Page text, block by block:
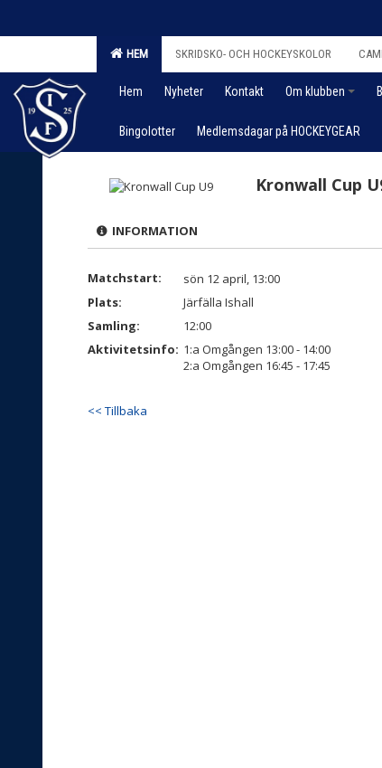
HEM SKRIDSKO- OCH HOCKEYSKOLOR
Hem Nyheter Kontakt Om klubben
Bingolotter Medlemsdagar på HOCKEYGEAR
Kronwall Cup
INFORMATION
Matchstart:
sön 12 april, 13:00
Plats:
Järfälla Ishall
Samling:
12:00
Aktivitetsinfo: 1:a Omgången 13:00 - 14:00
2:a Omgången 16:45 - 17:45
<< Tillbaka